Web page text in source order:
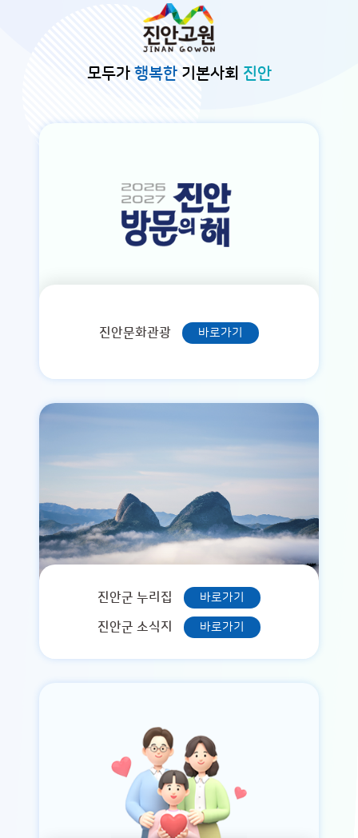
모두가 행복한기본사회 진안
진안문화관광 바로가기
진안군 누리집 바로가기
진안군 소식지 바로가기